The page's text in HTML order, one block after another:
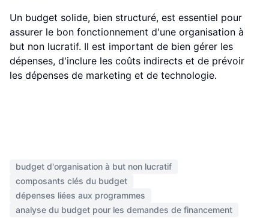
Un budget solide, bien structuré, est essentiel pour
assurer le bon fonctionnement d'une organisation à
but non lucratif. Il est important de bien gérer les
dépenses, d'inclure les coûts indirects et de prévoir
les dépenses de marketing et de technologie.
budget d'organisation à but non lucratif
composants clés du budget
dépenses liées aux programmes
analyse du budget pour les demandes de financement